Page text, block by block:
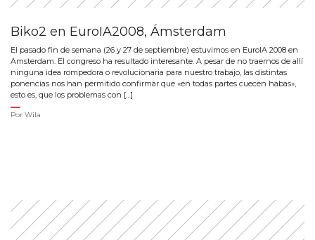
Biko2 en EuroIA2008, Ámsterdam
El pasado fin de semana (26 y 27 de septiembre) estuvimos en EuroIA 2008 en
Amsterdam. El congreso ha resultado interesante. A pesar de no traernos de allí
ninguna idea rompedora o revolucionaria para nuestro trabajo, las distintas
ponencias nos han permitido confirmar que «en todas partes cuecen habas»,
esto es, que los problemas con […]
Por Wila